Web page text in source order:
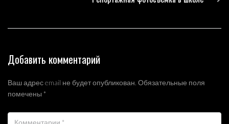
Добавить комментарий
Ваш адрес email не будет опубликован. Обязательные поля
помечены *